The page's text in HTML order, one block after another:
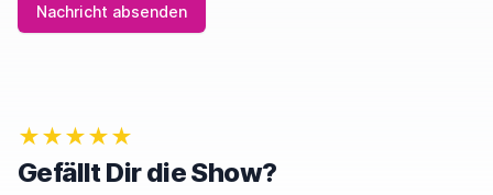
Nachricht absenden
★★★★★
Gefällt Dir die Show?